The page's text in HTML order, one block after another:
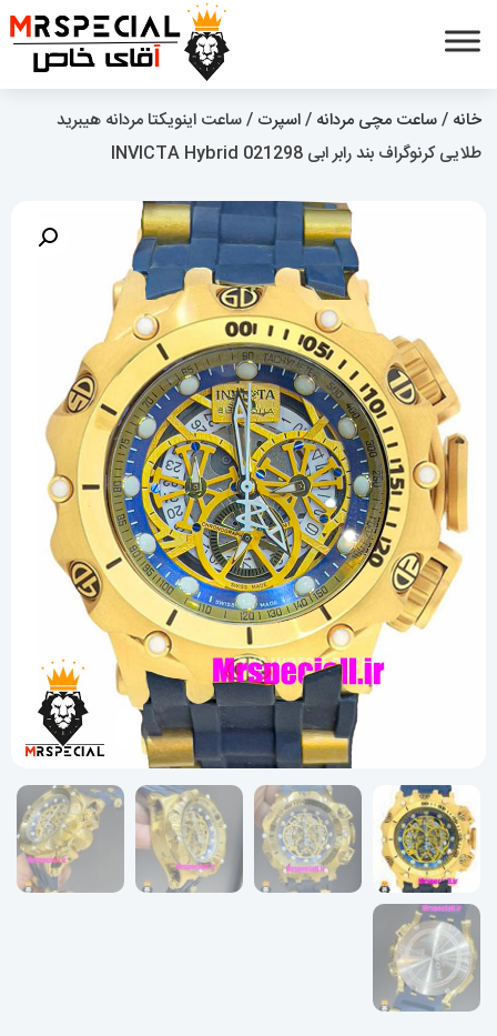
خانه /ساعت مچی مردانه /اسپرت / ساعت اینویکتا مردانه هیبرید
طلایی کرنوگراف بند رابر ابی INVICTA Hybrid 021298